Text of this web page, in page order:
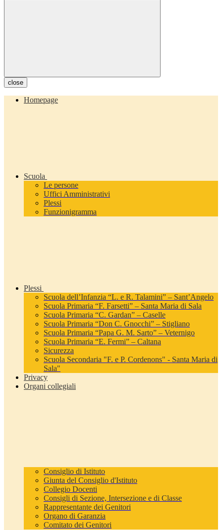
close
Homepage
Scuola
Le persone
Uffici Amministrativi
Plessi
Funzionigramma
Plessi
Scuola dell’Infanzia “L. e R. Talamini” – Sant’Angelo
Scuola Primaria “F. Farsetti” – Santa Maria di Sala
Scuola Primaria “C. Gardan” – Caselle
Scuola Primaria “Don C. Gnocchi” – Stigliano
Scuola Primaria “Papa G. M. Sarto” – Veternigo
Scuola Primaria “E. Fermi” – Caltana
Sicurezza
Scuola Secondaria "F. e P. Cordenons" - Santa Maria di
Sala"
Privacy
Organi collegiali
Consiglio di Istituto
Giunta del Consiglio d'Istituto
Collegio Docenti
Consigli di Sezione, Intersezione e di Classe
Rappresentante dei Genitori
Organo di Garanzia
Comitato dei Genitori